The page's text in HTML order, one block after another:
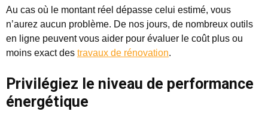
Au cas où le montant réel dépasse celui estimé, vous
n’aurez aucun problème. De nos jours, de nombreux outils
en ligne peuvent vous aider pour évaluer le coût plus ou
moins exact des travaux de rénovation.
Privilégiez le niveau de performance
énergétique